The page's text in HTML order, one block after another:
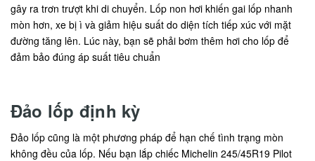
gây ra trơn trượt khi di chuyển. Lốp non hơi khiến gai lốp nhanh
mòn hơn, xe bị ì và giảm hiệu suất do diện tích tiếp xúc với mặt
đường tăng lên. Lúc này, bạn sẽ phải bơm thêm hơi cho lốp để
đảm bảo đúng áp suất tiêu chuẩn
Đảo lốp định kỳ
Đảo lốp cũng là một phương pháp để hạn chế tình trạng mòn
không đều của lốp. Nếu bạn lắp chiếc Michelin 245/45R19 Pilot